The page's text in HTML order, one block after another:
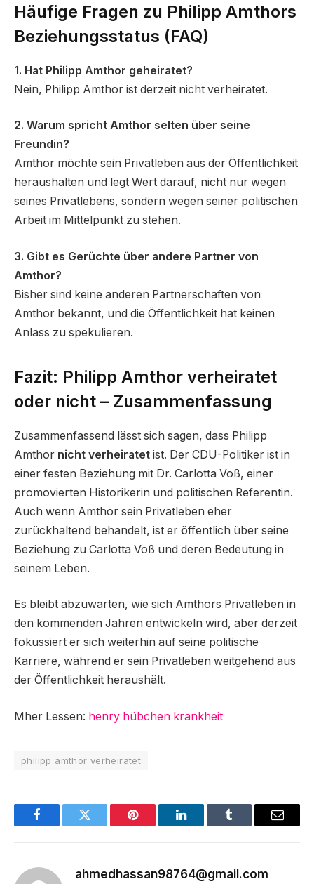
Häufige Fragen zu Philipp Amthors
Beziehungsstatus (FAQ)
1. Hat Philipp Amthor geheiratet?
Nein, Philipp Amthor ist derzeit nicht verheiratet.
2. Warum spricht Amthor selten über seine
Freundin?
Amthor möchte sein Privatleben aus der Öffentlichkeit
heraushalten und legt Wert darauf, nicht nur wegen
seines Privatlebens, sondern wegen seiner politischen
Arbeit im Mittelpunkt zu stehen.
3. Gibt es Gerüchte über andere Partner von
Amthor?
Bisher sind keine anderen Partnerschaften von
Amthor bekannt, und die Öffentlichkeit hat keinen
Anlass zu spekulieren.
Fazit: Philipp Amthor verheiratet
oder nicht – Zusammenfassung
Zusammenfassend lässt sich sagen, dass Philipp
Amthor nicht verheiratet ist. Der CDU-Politiker ist in
einer festen Beziehung mit Dr. Carlotta Voß, einer
promovierten Historikerin und politischen Referentin.
Auch wenn Amthor sein Privatleben eher
zurückhaltend behandelt, ist er öffentlich über seine
Beziehung zu Carlotta Voß und deren Bedeutung in
seinem Leben.
Es bleibt abzuwarten, wie sich Amthors Privatleben in
den kommenden Jahren entwickeln wird, aber derzeit
fokussiert er sich weiterhin auf seine politische
Karriere, während er sein Privatleben weitgehend aus
der Öffentlichkeit heraushält.
Mher Lessen: henry hübchen krankheit
philipp amthor verheiratet
FacebookTwitter Pinterest LinkedInTumblr Email
ahmedhassan98764@gmail.com